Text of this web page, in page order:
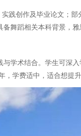
践创作及毕业论文；
舞蹈相关本科背景，雅
学术结合。学生可深
学费适中，适合想提